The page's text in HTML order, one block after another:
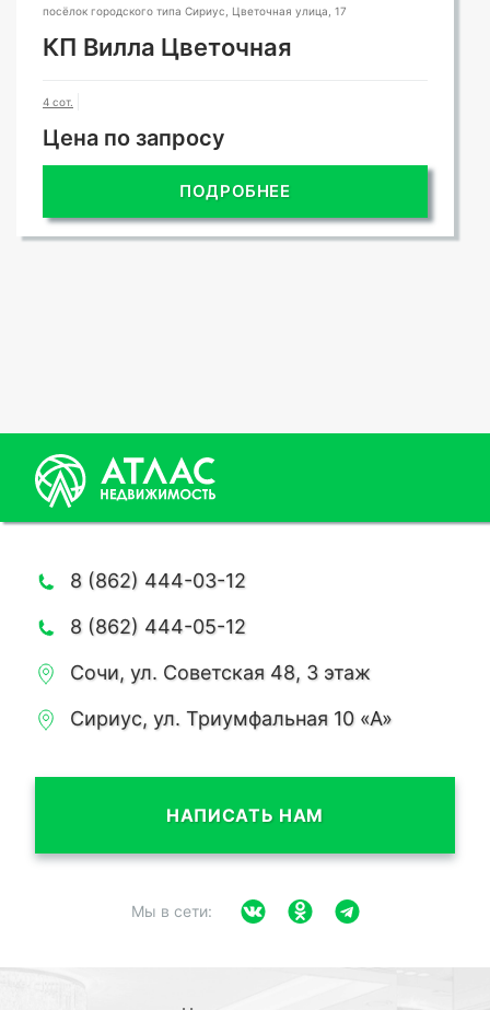
посёлок городского типа Сириус, Цветочная улица, 17
КП Вилла Цветочная
4 сот.
Цена по запросу
ПОДРОБНЕЕ
8 (862) 444-03-12
8 (862) 444-05-12
Сочи, ул. Советская 48, 3 этаж
Сириус, ул. Триумфальная 10 «А»
НАПИСАТЬ НАМ
Мы в сети: